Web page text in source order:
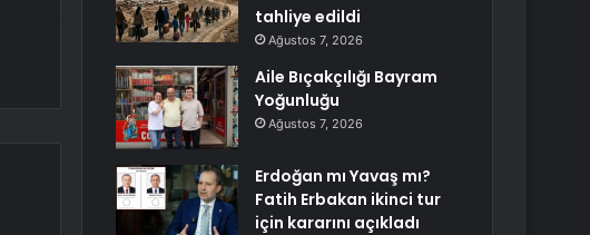
tahliye edildi
Ağustos 7, 2026
Aile Bıçakçılığı Bayram
Yoğunluğu
Ağustos 7, 2026
Erdoğan mı Yavaş mı?
Fatih Erbakan ikinci tur
için kararını açıkladı